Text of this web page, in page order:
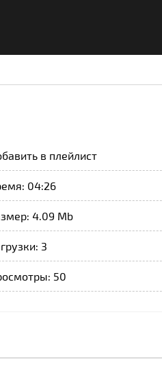
в плейлист
04:26
4.09 Mb
3
50